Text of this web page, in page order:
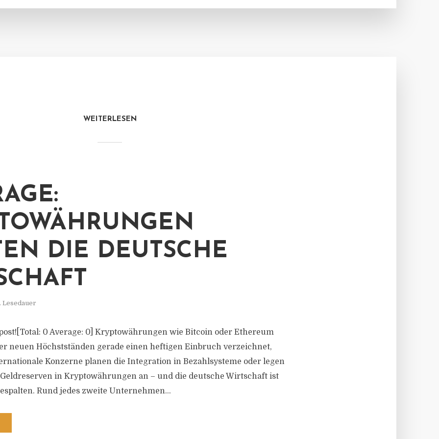
WEITERLESEN
DIE DEUTSCHE
Lesedauer
0 Average: 0] Kryptowährungen wie Bitcoin oder Ethereum
neuen Höchstständen gerade einen heftigen Einbruch verzeichnet,
Konzerne planen die Integration in Bezahlsysteme oder legen
in Kryptowährungen an – und die deutsche Wirtschaft ist
Rund jedes zweite Unternehmen...